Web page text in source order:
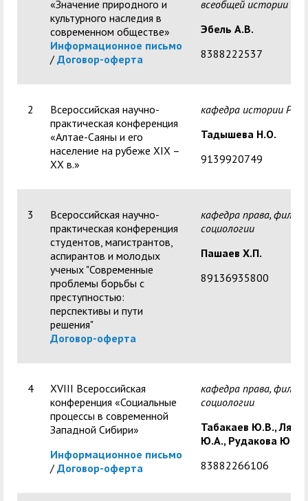
«Значение природного и
культурного наследия в
современном обществе»
Информационное письмо
/ Договор-оферта
всеобщей истории
Эбель А.В.
8388222537
2
Всероссийская научно-
практическая конференция
«Алтае-Саяны и его
население на рубеже XIX –
XX в.»
кафедра истории
Тадышева Н.О.
9139920749
3
Всероссийская научно-
практическая конференция
студентов, магистрантов,
аспирантов и молодых
ученых "Современные
проблемы борьбы с
преступностью:
перспективы и пути
решения"
Договор-оферта
кафедра права,
социологии
Пашаев Х.П.
89136935800
4
XVIII Всероссийская
конференция «Социальные
процессы в современной
Западной Сибири»
Информационное письмо
/ Договор-оферта
кафедра права,
социологии
Табакаев Ю.В.,
Ю.А., Рудакова Ю.С.
83882266106